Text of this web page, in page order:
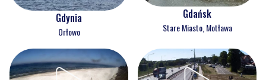
Gdynia
Orłowo
Gdańsk
Stare Miasto, Motława